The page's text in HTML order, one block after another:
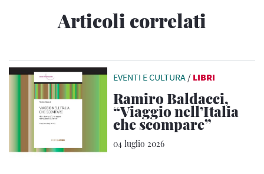
Articoli correlati
EVENTI E CULTURA / LIBRI
Ramiro Baldacci,
“Viaggio nell’Italia
che scompare”
04 luglio 2026